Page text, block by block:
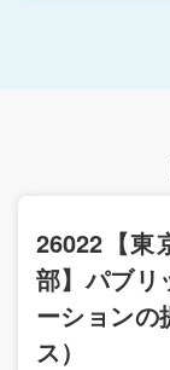
26022【東
部】パブリ
ーションの
ス）